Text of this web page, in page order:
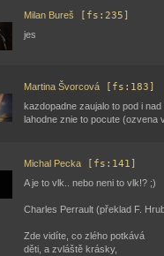
Milan Bureš [fs:235]
jes
Martina Švorcová [fs:183]
kazdopadne zaujalo to pod i nad
lahodne znie to pocute (ozvena
Michal Pecka [fs:141]
A je to vlk.. nebo neni to vlk!? ;)
Charles Perrault (překlad F.
Zde vidíte, co zlého potkává
děti, a zvláště krásky,